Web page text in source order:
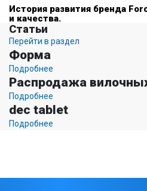
История развития бренда
и качества.
Статьи
Перейти в раздел
Форма
Подробнее
Распродажа
Подробнее
dec tablet
Подробнее